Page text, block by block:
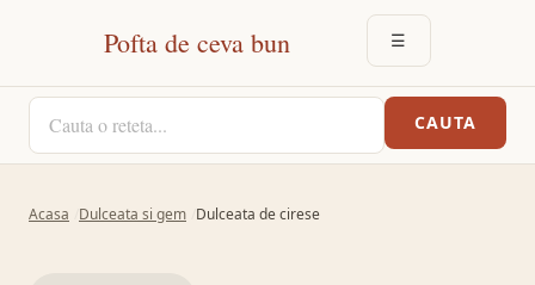
Pofta de ceva bun ☰DESCHIDE
CAUTA O RETETA
CAUTA
Acasa Dulceata si gem Dulceata de cirese